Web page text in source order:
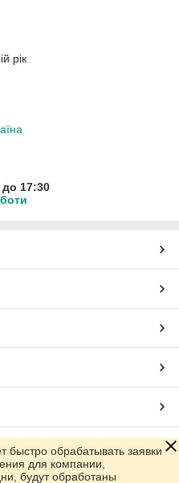
рік
до 17:30
Prom.uaобрабатывать заявки
для компании,
будут обработаны